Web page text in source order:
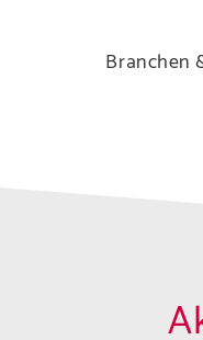
Branchen